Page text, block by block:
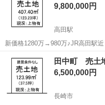
9,800,000円
高田駅
新価格1280万→980万♪JR高田駅近
♪イオンタウン長与・lala長与店近
長崎 西彼杵郡 高田駅
田中町 売土
6,500,000円
長崎市